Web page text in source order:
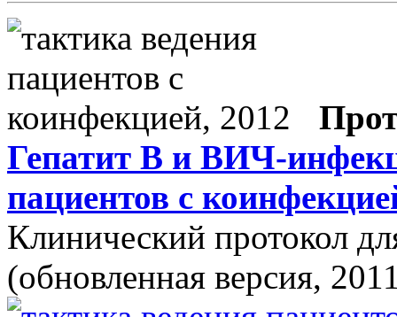
Гепатит В и ВИЧ-
пациентов с
Клинический протокол
(обновленная версия,